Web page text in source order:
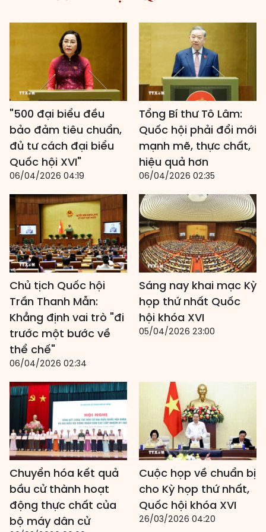
"500 đại biểu đều
bảo đảm tiêu chuẩn,
đủ tư cách đại biểu
Quốc hội XVI"
06/04/2026 04:19
Tổng Bí thư Tô Lâm:
Quốc hội phải đổi mới
mạnh mẽ, thực chất,
hiệu quả hơn
06/04/2026 02:35
Chủ tịch Quốc hội
Trần Thanh Mẫn:
Khẳng định vai trò "đi
trước một bước về
thể chế"
06/04/2026 02:34
Sáng nay khai mạc Kỳ
họp thứ nhất Quốc
hội khóa XVI
05/04/2026 23:00
Chuyển hóa kết quả
bầu cử thành hoạt
động thực chất của
bộ máy dân cử
Cuộc họp về chuẩn bị
cho Kỳ họp thứ nhất,
Quốc hội khóa XVI
26/03/2026 04:20